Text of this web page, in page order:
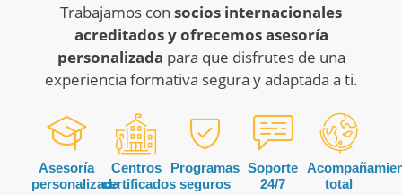
Trabajamos con socios internacionales
acreditados y ofrecemos asesoría
personalizada para que disfrutes de una
experiencia formativa segura y adaptada a ti.
Asesoría
personalizada
Centros
certificados
Programas
seguros
Soporte
24/7
total